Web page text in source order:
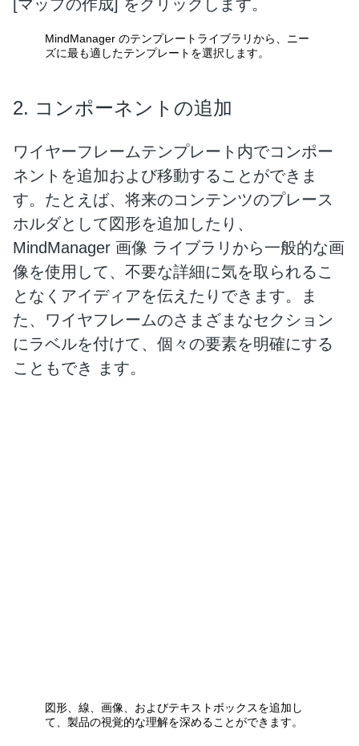
[マップの作成] をクリックします。
MindManager のテンプレートライブラリから、ニー
ズに最も適したテンプレートを選択します。
2. コンポーネントの追加
ワイヤーフレームテンプレート内でコンポー
ネントを追加および移動することができま
す。たとえば、将来のコンテンツのプレース
ホルダとして図形を追加したり、
MindManager 画像 ライブラリから一般的な画
像を使用して、不要な詳細に気を取られるこ
となくアイディアを伝えたりできます。ま
た、ワイヤフレームのさまざまなセクション
にラベルを付けて、個々の要素を明確にする
こともでき ます。
図形、線、画像、およびテキストボックスを追加し
て、製品の視覚的な理解を深めることができます。